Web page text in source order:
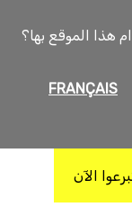
هذا الموقع بها؟
FRANÇAIS
الآن